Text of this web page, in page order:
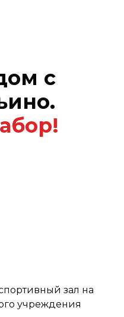
с
зал на
учреждения